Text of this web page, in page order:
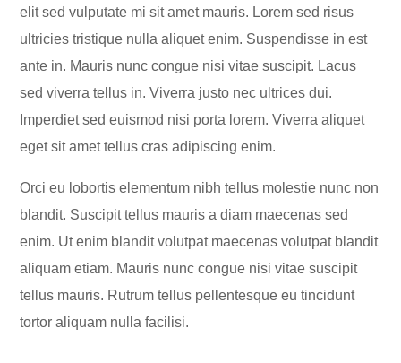
elit sed vulputate mi sit amet mauris. Lorem sed risus
ultricies tristique nulla aliquet enim. Suspendisse in est
ante in. Mauris nunc congue nisi vitae suscipit. Lacus
sed viverra tellus in. Viverra justo nec ultrices dui.
Imperdiet sed euismod nisi porta lorem. Viverra aliquet
eget sit amet tellus cras adipiscing enim.
Orci eu lobortis elementum nibh tellus molestie nunc non
blandit. Suscipit tellus mauris a diam maecenas sed
enim. Ut enim blandit volutpat maecenas volutpat blandit
aliquam etiam. Mauris nunc congue nisi vitae suscipit
tellus mauris. Rutrum tellus pellentesque eu tincidunt
tortor aliquam nulla facilisi.